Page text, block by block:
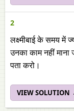
2
लक्ष्मीबाई के समय में
उनका काम नहीं माना
पता करो।
VIEW SOLUTION